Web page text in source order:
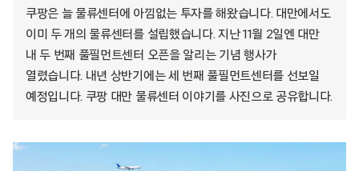
쿠팡은 늘 물류센터에 아낌없는 투자를 해왔습니다. 대만에서도
이미 두 개의 물류센터를 설립했습니다. 지난 11월 2일엔 대만
내 두 번째 풀필먼트센터 오픈을 알리는 기념 행사가
열렸습니다. 내년 상반기에는 세 번째 풀필먼트센터를 선보일
예정입니다. 쿠팡 대만 물류센터 이야기를 사진으로 공유합니다.